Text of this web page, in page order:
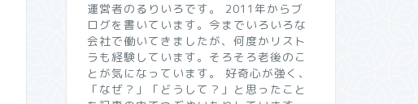
運営者のるりいろです。 2011年からブ
ログを書いています。今までいろいろな
会社で働いてきましたが、何度かリスト
ラも経験しています。そろそろ老後のこ
とが気になっています。 好奇心が強く、
「なぜ？」「どうして？」と思ったこと